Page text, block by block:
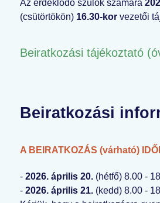
Az érdeklődő szülők számára
(csütörtökön) 16.30-kor vezetői
Beiratkozási tájékoztató
Beiratkozási
A BEIRATKOZÁS (várható)
- 2026. április 20. (hétfő) 8.00 -
- 2026. április 21. (kedd) 8.00 -